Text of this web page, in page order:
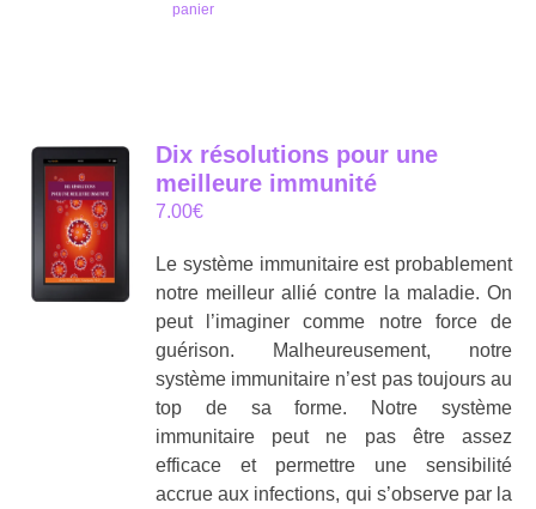
panier
Dix résolutions pour une
meilleure immunité
7.00€
Le système immunitaire est probablement
notre meilleur allié contre la maladie. On
peut l’imaginer comme notre force de
guérison. Malheureusement, notre
système immunitaire n’est pas toujours au
top de sa forme. Notre système
immunitaire peut ne pas être assez
efficace et permettre une sensibilité
accrue aux infections, qui s’observe par la